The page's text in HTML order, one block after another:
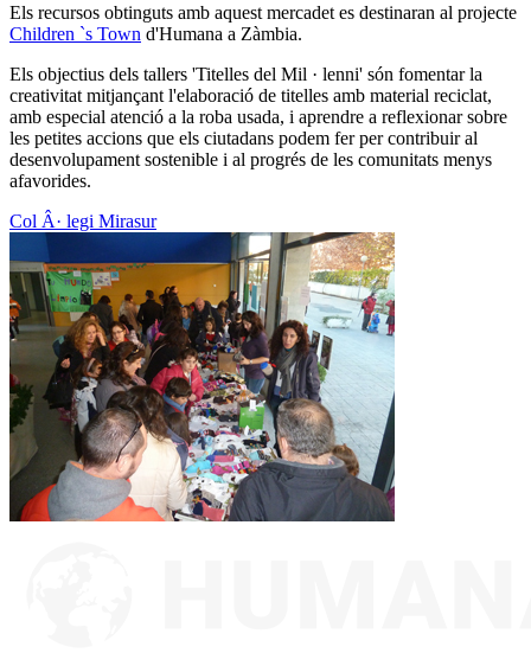
Els recursos obtinguts amb aquest mercadet es destinaran al projecte
Children `s Town d'Humana a Zàmbia.
Els objectius dels tallers 'Titelles del Mil · lenni' són fomentar la
creativitat mitjançant l'elaboració de titelles amb material reciclat,
amb especial atenció a la roba usada, i aprendre a reflexionar sobre
les petites accions que els ciutadans podem fer per contribuir al
desenvolupament sostenible i al progrés de les comunitats menys
afavorides.
Col Â· legi Mirasur